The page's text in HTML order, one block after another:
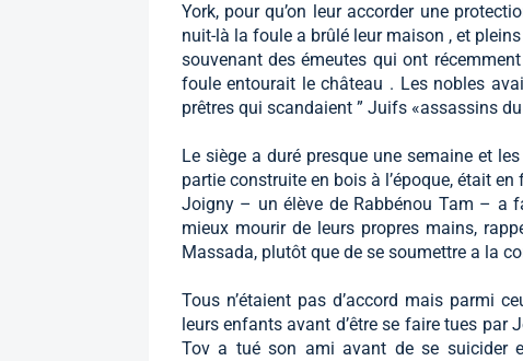
York, pour qu’on leur accorder une
nuit-là la foule a brûlé leur maison , et
souvenant des émeutes qui ont
foule entourait le château . Les nobles
prêtres qui scandaient ” Juifs «assassins du
Le siège a duré presque une semaine et
partie construite en bois à l’époque, était
Joigny – un élève de Rabbénou Tam – a
mieux mourir de leurs propres mains,
Massada, plutôt que de se soumettre a la
Tous n’étaient pas d’accord mais parmi
leurs enfants avant d’être se faire tues par
Tov a tué son ami avant de se suicider